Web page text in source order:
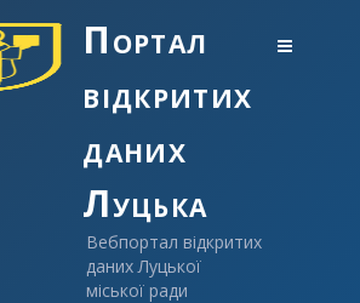
Портал
відкритих
даних
Луцька
Вебпортал відкритих
даних Луцької
міської ради